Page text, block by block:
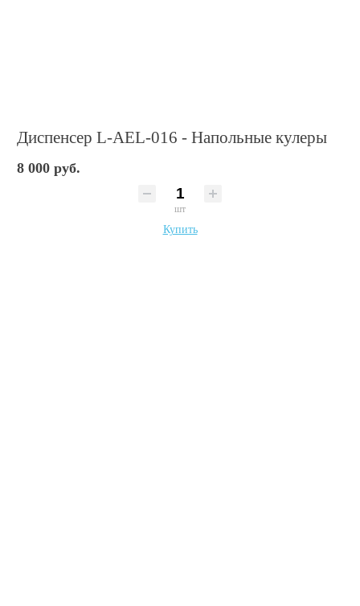
Диспенсер L-AEL-016 - Напольные кулеры
8 000 руб.
шт
Купить